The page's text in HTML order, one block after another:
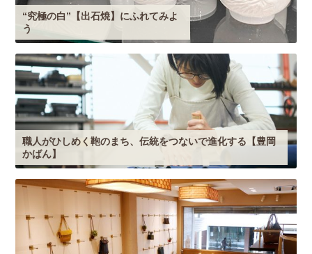
“究極の白”【出石焼】にふれてみよ
う
職人がひしめく鞄のまち、伝統をつないで進化する【豊岡
かばん】